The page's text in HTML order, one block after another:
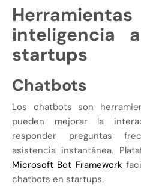
inteligencia
startups
Chatbots
Los chatbots son
pueden mejorar la
responder preguntas
asistencia instantánea.
Microsoft Bot Framework
chatbots en startups.